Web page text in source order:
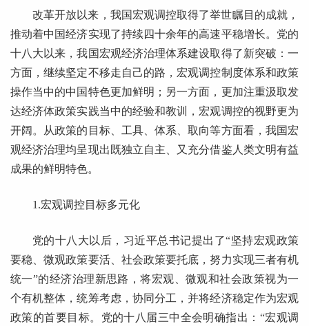
改革开放以来，我国宏观调控取得了举世瞩目的成就，
推动着中国经济实现了持续四十余年的高速平稳增长。党的
十八大以来，我国宏观经济治理体系建设取得了新突破：一
方面，继续坚定不移走自己的路，宏观调控制度体系和政策
操作当中的中国特色更加鲜明；另一方面，更加注重汲取发
达经济体政策实践当中的经验和教训，宏观调控的视野更为
开阔。从政策的目标、工具、体系、取向等方面看，我国宏
观经济治理均呈现出既独立自主、又充分借鉴人类文明有益
成果的鲜明特色。
1.宏观调控目标多元化
党的十八大以后，习近平总书记提出了“坚持宏观政策
要稳、微观政策要活、社会政策要托底，努力实现三者有机
统一”的经济治理新思路，将宏观、微观和社会政策视为一
个有机整体，统筹考虑，协同分工，并将经济稳定作为宏观
政策的首要目标。党的十八届三中全会明确指出：“宏观调